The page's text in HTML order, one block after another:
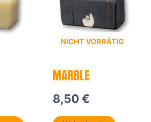
NICHT VORRÄTIG
MARBLE
8,50 €